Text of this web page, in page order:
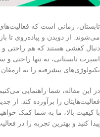
تابستان، زمانی است که
می‌شوند. از دویدن و پیاده‌روی تا
دنبال کفشی هستند که هم راحتی و
اسپرت تابستانی، نه تنها راحتی
تکنولوژی‌های پیشرفته را به
در این مقاله، شما راهنمایی
فعالیت‌هایتان را برآورده کند. از
با کیفیت بالا، ما به شما کمک
پیدا کنید و بهترین تجربه را در